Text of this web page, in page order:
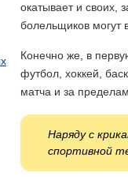
окатывает и своих,
болельщиков могут
Конечно же, в
футбол, хоккей,
матча и за
Наряду с
спортивной